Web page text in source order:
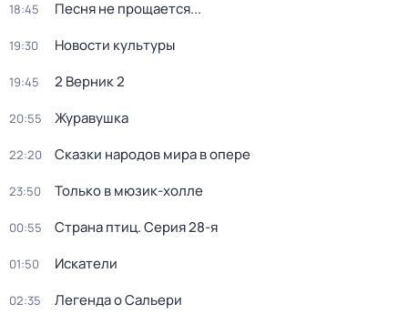
18:45 Песня не прощается...
19:30 Новости культуры
19:45 2 Верник 2
20:55 Журавушка
22:20 Сказки народов мира в опере
23:50 Только в мюзик-холле
00:55 Страна птиц. Серия 28-я
01:50 Искатели
02:35 Легенда о Сальери